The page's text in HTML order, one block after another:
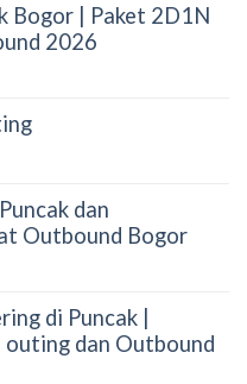
Bogor | Paket 2D1N
2026
dan
Outbound Bogor
di Puncak |
outing dan Outbound